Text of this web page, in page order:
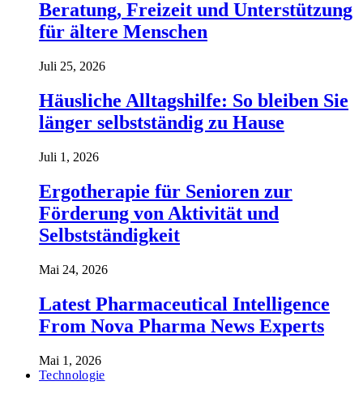
Beratung, Freizeit und Unterstützung
für ältere Menschen
Juli 25, 2026
Häusliche Alltagshilfe: So bleiben Sie
länger selbstständig zu Hause
Juli 1, 2026
Ergotherapie für Senioren zur
Förderung von Aktivität und
Selbstständigkeit
Mai 24, 2026
Latest Pharmaceutical Intelligence
From Nova Pharma News Experts
Mai 1, 2026
Technologie